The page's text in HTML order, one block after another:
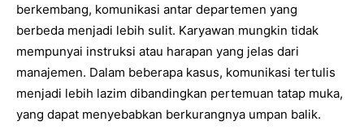
berkembang, komunikasi antar departemen yang
berbeda menjadi lebih sulit. Karyawan mungkin tidak
mempunyai instruksi atau harapan yang jelas dari
manajemen. Dalam beberapa kasus, komunikasi tertulis
menjadi lebih lazim dibandingkan pertemuan tatap muka,
yang dapat menyebabkan berkurangnya umpan balik.